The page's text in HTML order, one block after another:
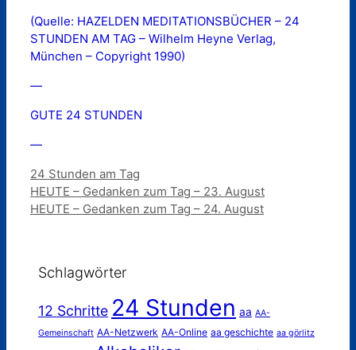
(Quelle: HAZELDEN MEDITATIONSBÜCHER – 24
STUNDEN AM TAG – Wilhelm Heyne Verlag,
München – Copyright 1990)
—
GUTE 24 STUNDEN
—
Kategorien
24 Stunden am Tag
HEUTE – Gedanken zum Tag – 23. August
HEUTE – Gedanken zum Tag – 24. August
Schlagwörter
12 Schritte 24 Stunden aa AA-
Gemeinschaft AA-Netzwerk AA-Online aa geschichte aa görlitz